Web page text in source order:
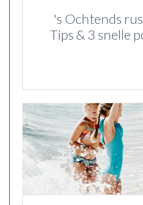
's Ochtends
Tips & 3 snelle